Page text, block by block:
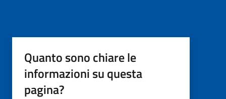
Quanto sono chiare le
informazioni su questa
pagina?